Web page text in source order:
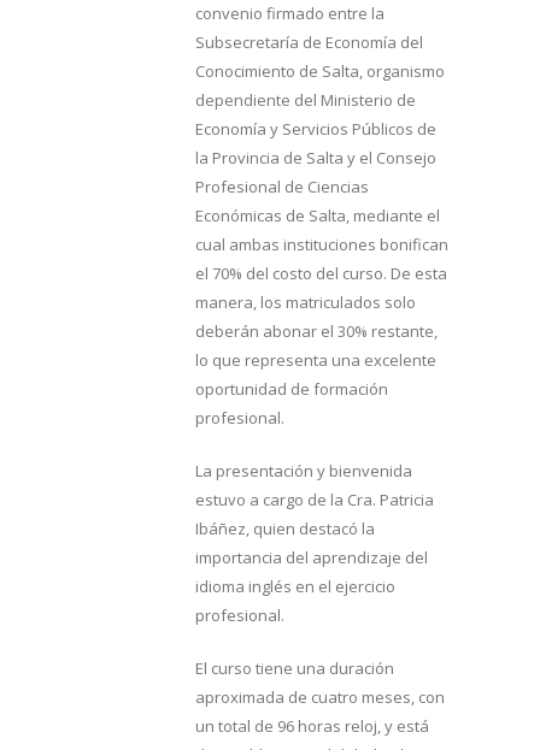
convenio firmado entre la
Subsecretaría de Economía del
Conocimiento de Salta, organismo
dependiente del Ministerio de
Economía y Servicios Públicos de
la Provincia de Salta y el Consejo
Profesional de Ciencias
Económicas de Salta, mediante el
cual ambas instituciones bonifican
el 70% del costo del curso. De esta
manera, los matriculados solo
deberán abonar el 30% restante,
lo que representa una excelente
oportunidad de formación
profesional.
La presentación y bienvenida
estuvo a cargo de la Cra. Patricia
Ibáñez, quien destacó la
importancia del aprendizaje del
idioma inglés en el ejercicio
profesional.
El curso tiene una duración
aproximada de cuatro meses, con
un total de 96 horas reloj, y está